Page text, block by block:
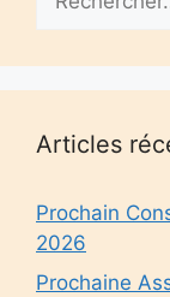
Articles
Prochain
2026
Prochaine